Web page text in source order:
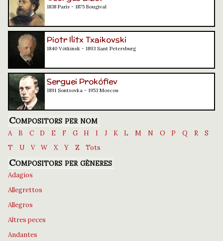
1838 París - 1875 Bougival
Piotr Ilitx Txaikovski
1840 Vótkinsk - 1893 Sant Petersburg
Serguei Prokófiev
1891 Sontsovka - 1953 Moscou
Compositors per nom
A B C D E F G H I J K L M N O P Q R
S
T
U V W X Y Z Tots
Compositors per gèneres
Adagios
Allegrettos
Allegros
Altres peces
Andantes